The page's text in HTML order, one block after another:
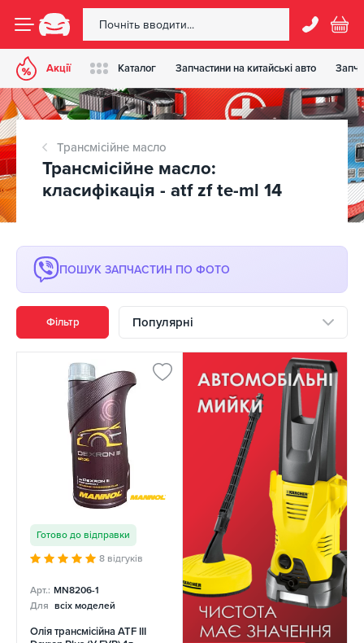
Акції Каталог Запчастини на китайські авто
Трансмісійне масло
Трансмісійне масло:
класифікація - atf zf te-ml 14
ПОШУК ЗАПЧАСТИН ПО ФОТО
Фільтр Популярні
Готово до відправки
8 відгуків
Арт.: MN8206-1
Для всіх моделей
Олія трансмісійна ATF III